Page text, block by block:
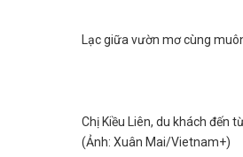
Lạc giữa vườn mơ cùng
Chị Kiều Liên, du khách đến
(Ảnh: Xuân Mai/Vietnam+)